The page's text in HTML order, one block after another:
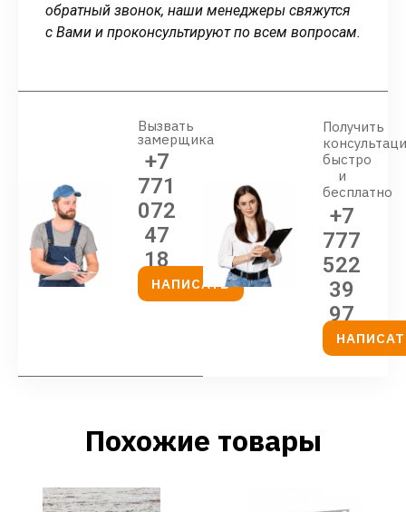
обратный звонок, наши менеджеры свяжутся
с Вами и проконсультируют по всем вопросам.
Вызвать
замерщика
+7
771
072
47
18
НАПИСАТЬ
Получить
быстро
и
бесплатно
+7
777
522
39
97
Похожие товары